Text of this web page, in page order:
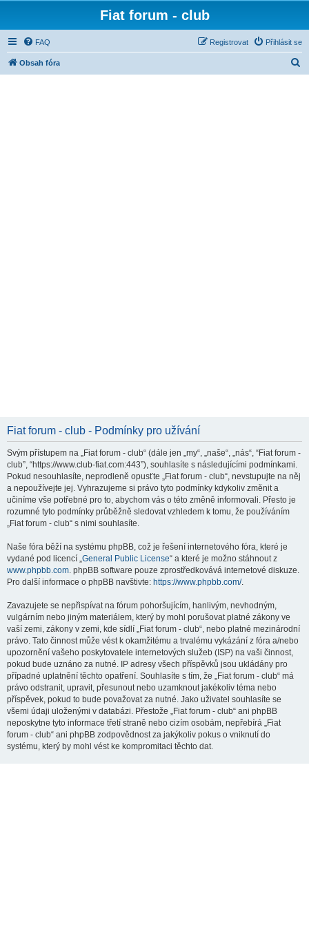
Fiat forum - club
FAQ Přihlásit se
Registrovat
Obsah fóra
Fiat forum - club - Podmínky pro užívání
Svým přístupem na „Fiat forum - club“ (dále jen „my“, „naše“, „nás“, “Fiat forum -
club”, “https://www.club-fiat.com:443”), souhlasíte s následujícími podmínkami.
Pokud nesouhlasíte, neprodleně opusťte „Fiat forum - club“, nevstupujte na něj
a nepoužívejte jej. Vyhrazujeme si právo tyto podmínky kdykoliv změnit a
učiníme vše potřebné pro to, abychom vás o této změně informovali. Přesto je
rozumné tyto podmínky průběžně sledovat vzhledem k tomu, že používáním
„Fiat forum - club“ s nimi souhlasíte.
Naše fóra běží na systému phpBB, což je řešení internetového fóra, které je
vydané pod licencí „General Public License“ a které je možno stáhnout z
www.phpbb.com. phpBB software pouze zprostředkovává internetové diskuze.
Pro další informace o phpBB navštivte: https://www.phpbb.com/.
Zavazujete se nepřispívat na fórum pohoršujícím, hanlivým, nevhodným,
vulgárním nebo jiným materiálem, který by mohl porušovat platné zákony ve
vaší zemi, zákony v zemi, kde sídlí „Fiat forum - club“, nebo platné mezinárodní
právo. Tato činnost může vést k okamžitému a trvalému vykázání z fóra a/nebo
upozornění vašeho poskytovatele internetových služeb (ISP) na vaši činnost,
pokud bude uznáno za nutné. IP adresy všech příspěvků jsou ukládány pro
případné uplatnění těchto opatření. Souhlasíte s tím, že „Fiat forum - club“ má
právo odstranit, upravit, přesunout nebo uzamknout jakékoliv téma nebo
příspěvek, pokud to bude považovat za nutné. Jako uživatel souhlasíte se
všemi údaji uloženými v databázi. Přestože „Fiat forum - club“ ani phpBB
neposkytne tyto informace třetí straně nebo cizím osobám, nepřebírá „Fiat
forum - club“ ani phpBB zodpovědnost za jakýkoliv pokus o vniknutí do
systému, který by mohl vést ke kompromitaci těchto dat.